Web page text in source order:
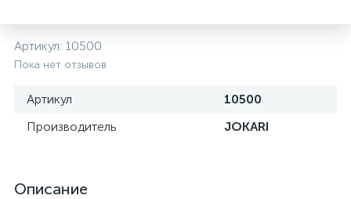
Артикул: 10500
Пока нет отзывов
Артикул
10500
Производитель
JOKARI
Описание